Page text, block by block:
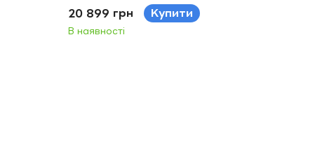
20 899 грн Купити
В наявності